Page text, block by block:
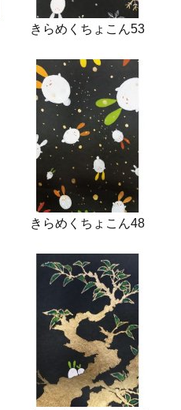
きらめくちょこん53
きらめくちょこん48